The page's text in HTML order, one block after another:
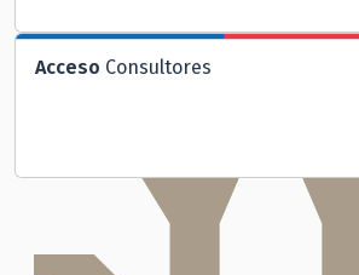
Acceso Consultores